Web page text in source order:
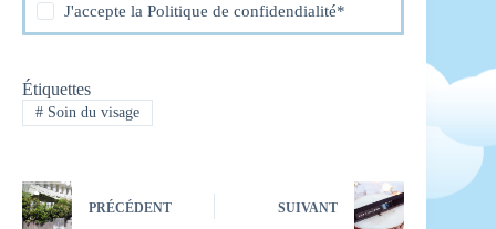
J'accepte laPolitique de confidendialité*
Étiquettes
#Soin du visage
PRÉCÉDENT SUIVANT